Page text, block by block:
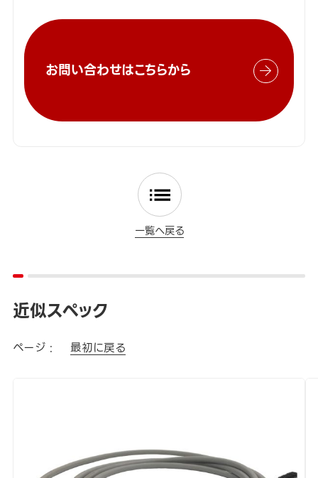
お問い合わせはこちらから
一覧へ戻る
近似スペック
ページ : 最初に戻る